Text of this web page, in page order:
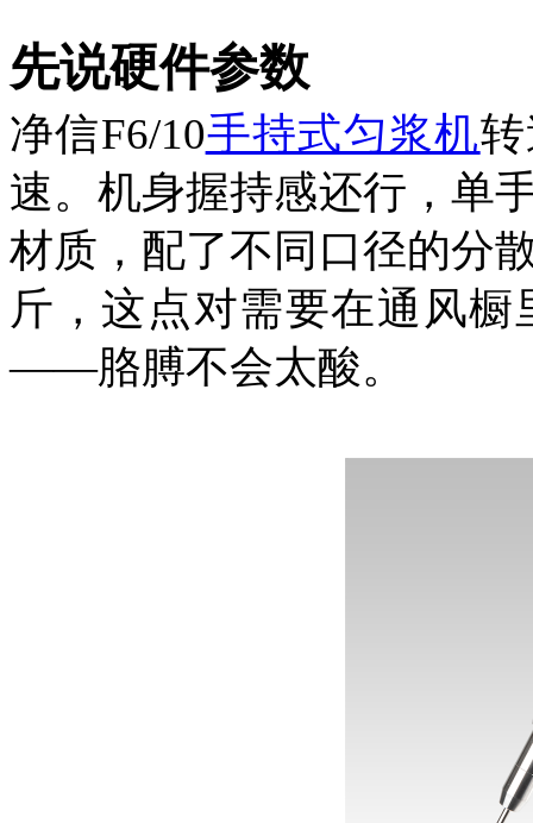
先说硬件参数
净信F6/10手持式匀浆机
速。机身握持感还行，单
材质，配了不同口径的分
斤，这点对需要在通风
——胳膊不会太酸。